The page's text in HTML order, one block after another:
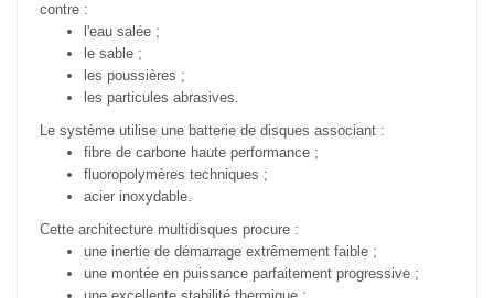
contre :
l'eau salée ;
le sable ;
les poussières ;
les particules abrasives.
Le système utilise une batterie de disques associant :
fibre de carbone haute performance ;
fluoropolymères techniques ;
acier inoxydable.
Cette architecture multidisques procure :
une inertie de démarrage extrêmement faible ;
une montée en puissance parfaitement progressive ;